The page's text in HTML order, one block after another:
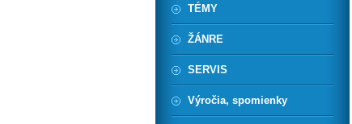
TÉMY
ŽÁNRE
SERVIS
Výročia, spomienky